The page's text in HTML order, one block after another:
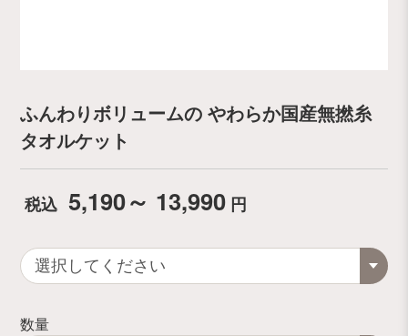
ふんわりボリュームの やわらか国産無撚糸
タオルケット
税込 5,190～ 13,990 円
数量